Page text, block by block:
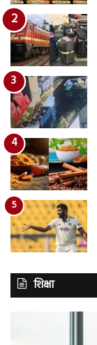
शिक्षा